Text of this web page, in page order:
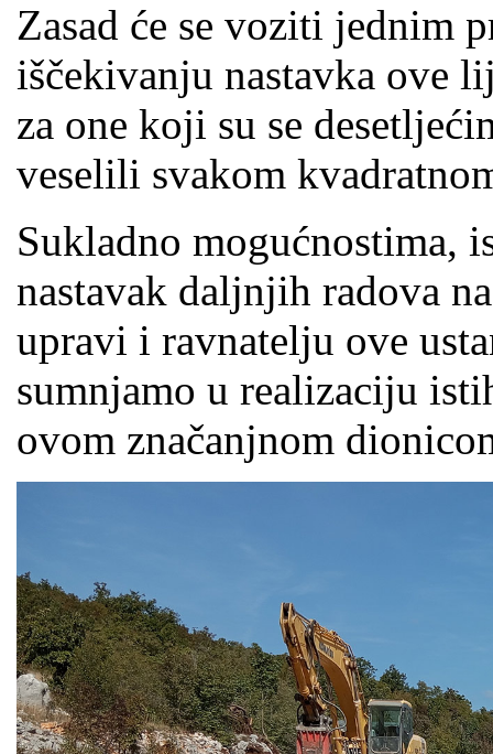
Zasad će se voziti jednim
iščekivanju nastavka ove
za one koji su se
veselili svakom
Sukladno mogućnostima,
nastavak daljnjih radova
upravi i ravnatelju ove
sumnjamo u realizaciju
ovom značanjnom